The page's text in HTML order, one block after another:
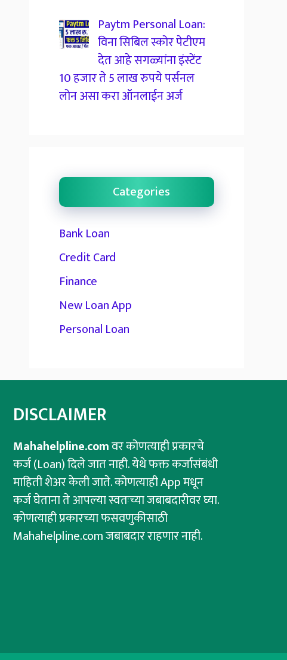
Paytm Personal Loan:
विना सिबिल स्कोर पेटीएम
देत आहे सगळ्यांना इंस्टेंट
10 हजार ते 5 लाख रुपये पर्सनल
लोन असा करा ऑनलाईन अर्ज
Categories
Bank Loan
Credit Card
Finance
New Loan App
Personal Loan
DISCLAIMER
Mahahelpline.comवर कोणत्याही प्रकारचे
कर्ज (Loan) दिले जात नाही. येथे फक्त कर्जासंबंधी
माहिती शेअर केली जाते. कोणत्याही App मधून
कर्ज घेताना ते आपल्या स्वतःच्या जबाबदारीवर घ्या.
कोणत्याही प्रकारच्या फसवणुकीसाठी
Mahahelpline.com जबाबदार राहणार नाही.